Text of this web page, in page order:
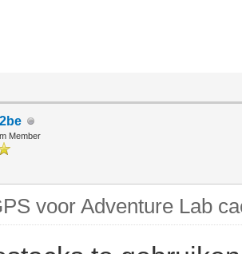
Member
voor Adventure Lab